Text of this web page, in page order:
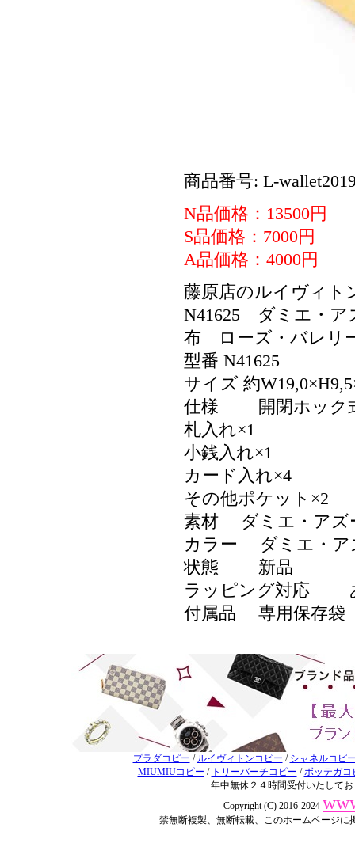
商品番号: L-
N品価格：13500円
S品価格：7000円
A品価格：4000円
藤原店のルイヴィ
N41625 ダミエ・
布 ローズ・バレリ
型番 N41625
サイズ 約
仕様 開閉ホック
札入れ×1
小銭入れ×1
カード入れ×4
その他ポケット×2
素材 ダミエ・アズ
カラー ダミエ・ア
状態 新品
ラッピング対応
付属品 専用保存袋
プラダコピー / ルイヴィトンコピー / シャネルコピ
MIUMIUコピー / トリーバーチコピー /ボッテガコ
年中無休２４時間受付いたして
Copyright (C) 2016-2024
禁無断複製、無断転載、このホームページ